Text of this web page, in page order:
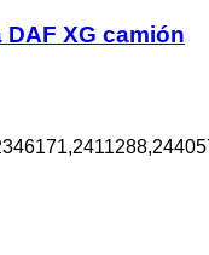
DAF XG camión